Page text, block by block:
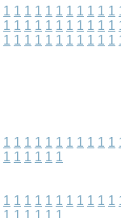
1 1 1 1 1 1 1 1 1 1 1
1 1 1 1 1 1 1 1 1 1 1
1 1 1 1 1 1 1 1 1 1 1
1 1 1 1 1 1 1 1 1 1 1
1 1 1 1 1 1
1 1 1 1 1 1 1 1 1 1 1